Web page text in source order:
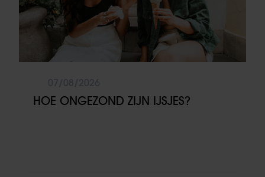
HOE ONGEZOND ZIJN IJSJES?